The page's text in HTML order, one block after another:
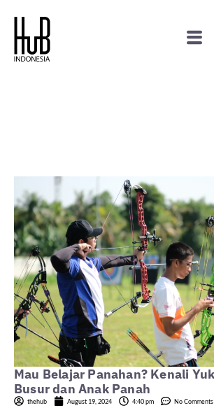
Mau Belajar Panahan? Kenali
Busur dan Anak Panah
thehub August 19, 2024 4:40 pm No Comments